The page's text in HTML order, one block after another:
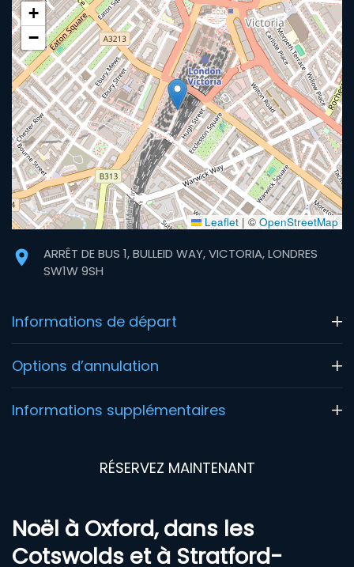
+
−
Leaflet | © OpenStreetMap
ARRÊT DE BUS 1, BULLEID WAY, VICTORIA, LONDRES
SW1W 9SH
Informations de départ
Options d’annulation
Informations supplémentaires
RÉSERVEZ MAINTENANT
Noël à Oxford, dans les
Cotswolds et à Stratford-